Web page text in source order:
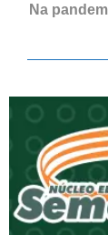
Na